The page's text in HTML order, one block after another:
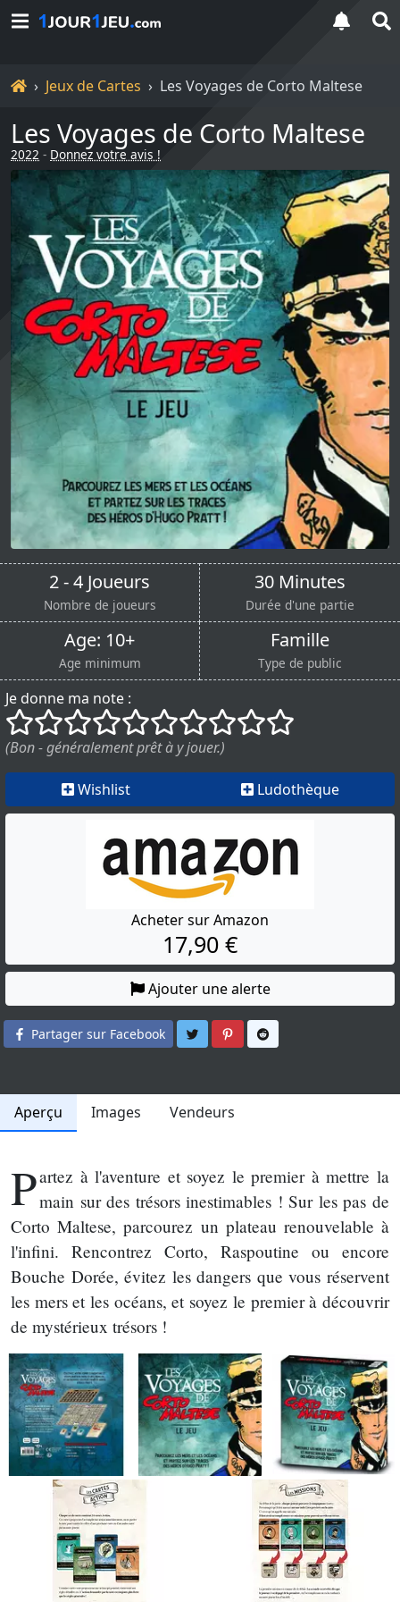
Accueil
Jeux de Cartes Les Voyages de Corto Maltese
Les Voyages de Corto Maltese
2022 - Donnez votre avis !
2 - 4 Joueurs
Nombre de joueurs
30 Minutes
Durée d'une partie
Age: 10+
Age minimum
Famille
Type de public
Je donne ma note :
()
() () () () () () () ()
()
(Bon - généralement prêt à y jouer.)
Wishlist Ludothèque
Acheter sur Amazon
17,90 €
Ajouter une alerte
Partager sur Facebook Partager sur Twitter
Partager sur Pinterest
Aperçu Images Vendeurs
Partez à l'aventure et soyez le premier à mettre la
main sur des trésors inestimables ! Sur les pas de
Corto Maltese, parcourez un plateau renouvelable à
l'infini. Rencontrez Corto, Raspoutine ou encore
Bouche Dorée, évitez les dangers que vous réservent
les mers et les océans, et soyez le premier à découvrir
de mystérieux trésors !